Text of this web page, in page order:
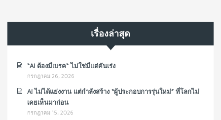
เรื่องล่าสุด
“AI ต้องมีเบรค“ ไม่ใช่มีแต่คันเร่ง
กรกฎาคม 26, 2026
AI ไม่ได้แย่งงาน แต่กำลังสร้าง “ผู้ประกอบการรุ่นใหม่” ที่โลกไม่
เคยเห็นมาก่อน
กรกฎาคม 15, 2026